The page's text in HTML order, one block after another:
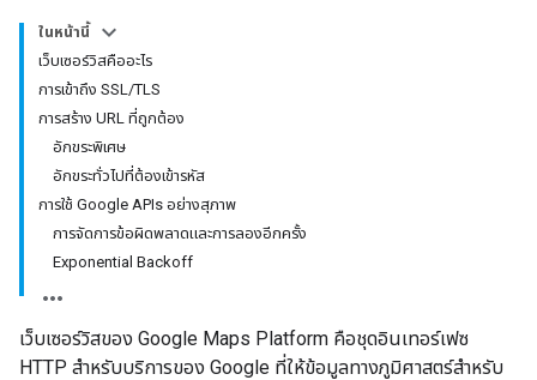
ในหน้านี้
เว็บเซอร์วิสคืออะไร
การเข้าถึง SSL/TLS
การสร้าง URL ที่ถูกต้อง
อักขระพิเศษ
อักขระทั่วไปที่ต้องเข้ารหัส
การใช้ Google APIs อย่างสุภาพ
การจัดการข้อผิดพลาดและการลองอีกครั้ง
Exponential Backoff
เว็บเซอร์วิสของ Google Maps Platform คือชุดอินเทอร์เฟซ
HTTP สำหรับบริการของ Google ที่ให้ข้อมูลทางภูมิศาสตร์สำหรับ